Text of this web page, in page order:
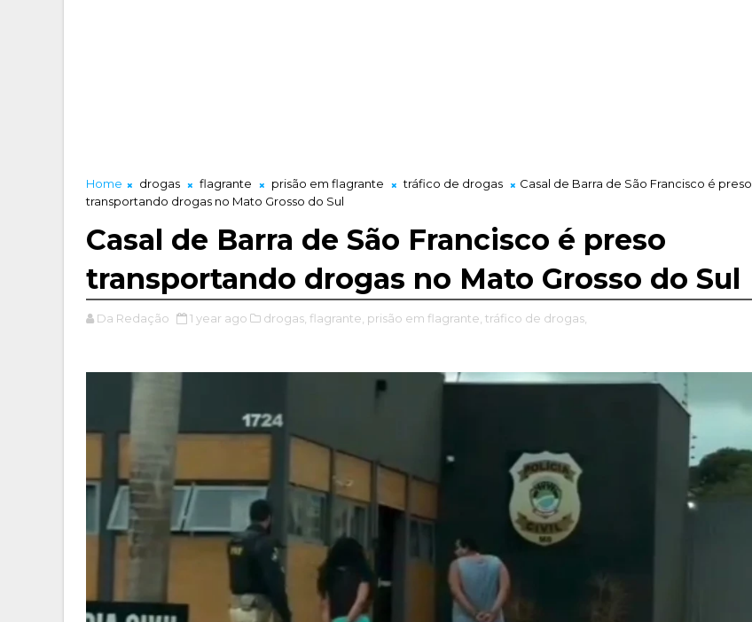
Home drogas flagrante prisão em flagrante tráfico de drogas
Casal de Barra de São Francisco é preso
transportando drogas no Mato Grosso do Sul
Casal de Barra de São Francisco é preso
transportando drogas no Mato Grosso do Sul
Da Redação 1 year ago drogas, flagrante, prisão em flagrante, tráfico de drogas,